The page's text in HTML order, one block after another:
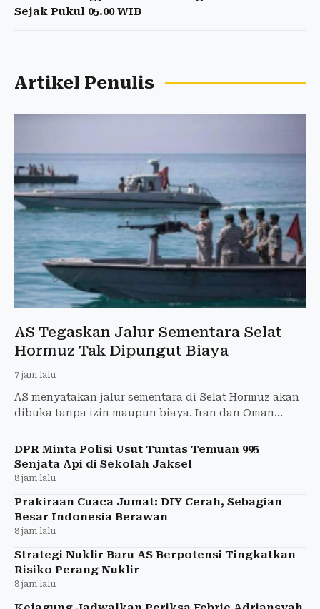
Sejak Pukul 05.00 WIB
Artikel Penulis
AS Tegaskan Jalur Sementara Selat
Hormuz Tak Dipungut Biaya
7 jam lalu
AS menyatakan jalur sementara di Selat Hormuz akan
dibuka tanpa izin maupun biaya. Iran dan Oman
pelayaran.
DPR Minta Polisi Usut Tuntas Temuan 995
Senjata Api di Sekolah Jaksel
8 jam lalu
Prakiraan Cuaca Jumat: DIY Cerah, Sebagian
Besar Indonesia Berawan
8 jam lalu
Strategi Nuklir Baru AS Berpotensi Tingkatkan
Risiko Perang Nuklir
8 jam lalu